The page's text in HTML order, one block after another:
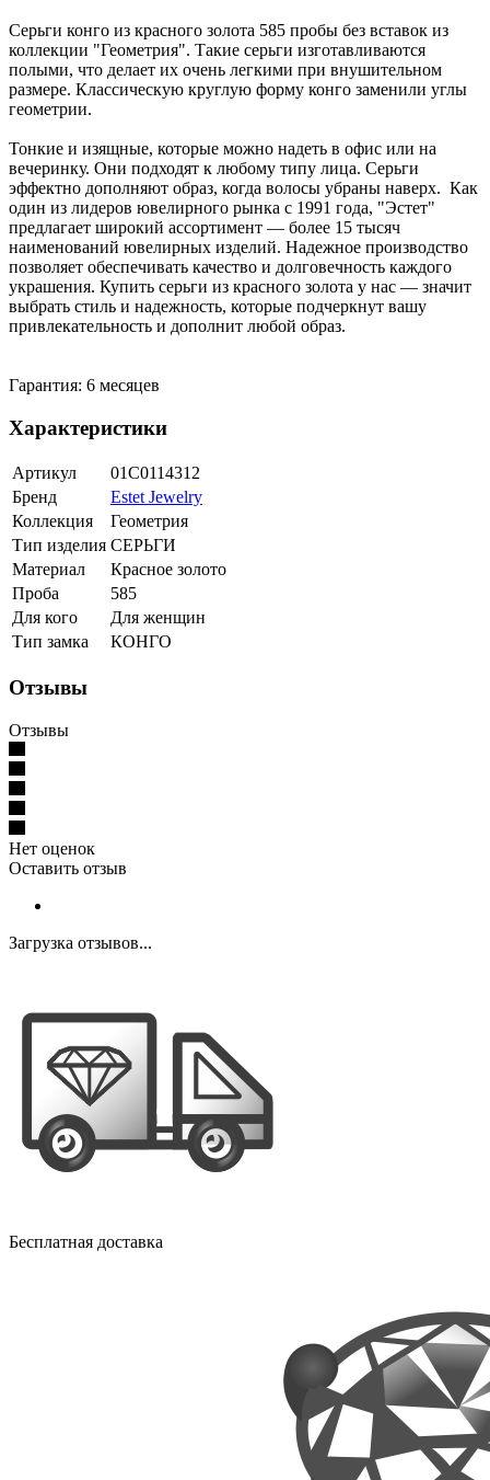
Серьги конго из красного золота 585 пробы без вставок из
коллекции "Геометрия". Такие серьги изготавливаются
полыми, что делает их очень легкими при внушительном
размере. Классическую круглую форму конго заменили углы
геометрии.
Тонкие и изящные, которые можно надеть в офис или на
вечеринку. Они подходят к любому типу лица. Серьги
эффектно дополняют образ, когда волосы убраны наверх. Как
один из лидеров ювелирного рынка с 1991 года, "Эстет"
предлагает широкий ассортимент — более 15 тысяч
наименований ювелирных изделий. Надежное производство
позволяет обеспечивать качество и долговечность каждого
украшения. Купить серьги из красного золота у нас — значит
выбрать стиль и надежность, которые подчеркнут вашу
привлекательность и дополнит любой образ.
Гарантия: 6 месяцев
Характеристики
Артикул
01С0114312
Бренд
Estet Jewelry
Коллекция
Геометрия
Тип изделия СЕРЬГИ
Материал
Красное золото
Проба
585
Для кого
Для женщин
Тип замка
КОНГО
Отзывы
Отзывы
Нет оценок
Оставить отзыв
Загрузка отзывов...
Бесплатная доставка